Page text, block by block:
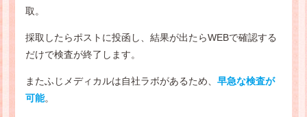
取。
採取したらポストに投函し、結果が出たらWEBで確認する
だけで検査が終了します。
またふじメディカルは自社ラボがあるため、 早急な検査が
可能。